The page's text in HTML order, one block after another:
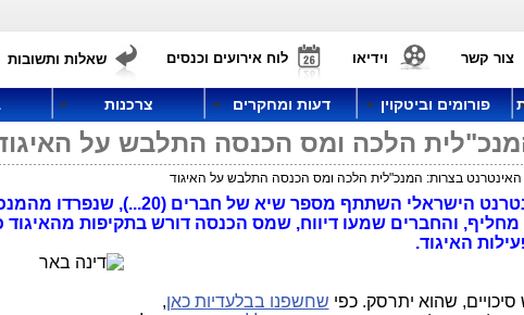
צור קשר וידיאו לוח אירועים וכנסים שאלות ותשובות
פורומים וביטקוין דעות ומחקרים צרכנות
הלכה ומס הכנסה התלבש על
האינטרנט בצרות: המנכ"לית הלכה ומס הכנסה התלבש על האיגוד
: באסיפה הכללית של איגוד האינטרנט הישראלי השתתף מספר שיא של חברים
האיגוד.
שהוא יתרסק. כפי שחשפנו בבלעדיות כאן,